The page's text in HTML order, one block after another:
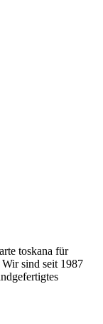
toskana für
sind seit 1987